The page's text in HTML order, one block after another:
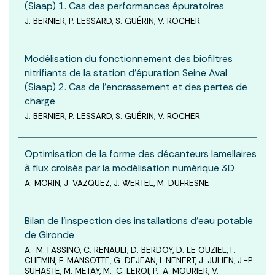
(Siaap) 1. Cas des performances épuratoires
J. BERNIER, P. LESSARD, S. GUÉRIN, V. ROCHER
Modélisation du fonctionnement des biofiltres
nitrifiants de la station d’épuration Seine Aval
(Siaap) 2. Cas de l’encrassement et des pertes de
charge
J. BERNIER, P. LESSARD, S. GUÉRIN, V. ROCHER
Optimisation de la forme des décanteurs lamellaires
à flux croisés par la modélisation numérique 3D
A. MORIN, J. VAZQUEZ, J. WERTEL, M. DUFRESNE
Bilan de l’inspection des installations d’eau potable
de Gironde
A.-M. FASSINO, C. RENAULT, D. BERDOY, D. LE OUZIEL, F.
CHEMIN, F. MANSOTTE, G. DEJEAN, I. NENERT, J. JULIEN, J.-P.
SUHASTE, M. METAY, M.-C. LEROI, P.-A. MOURIER, V.